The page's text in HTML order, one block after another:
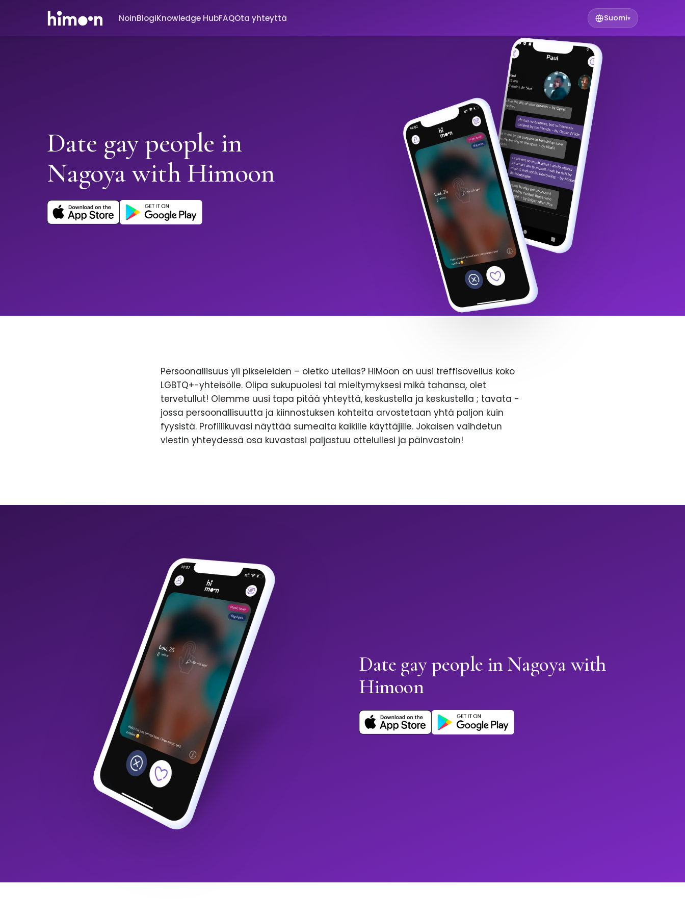
NoinBlogiKnowledge HubFAQOta yhteyttä Suomi▾
Date gay people in
Nagoya with Himoon
Persoonallisuus yli pikseleiden – oletko utelias? HiMoon on uusi treffisovellus koko
LGBTQ+-yhteisölle. Olipa sukupuolesi tai mieltymyksesi mikä tahansa, olet
tervetullut! Olemme uusi tapa pitää yhteyttä, keskustella ja keskustella ; tavata -
jossa persoonallisuutta ja kiinnostuksen kohteita arvostetaan yhtä paljon kuin
fyysistä. Profiilikuvasi näyttää sumealta kaikille käyttäjille. Jokaisen vaihdetun
viestin yhteydessä osa kuvastasi paljastuu ottelullesi ja päinvastoin!
Date gay people in Nagoya with
Himoon